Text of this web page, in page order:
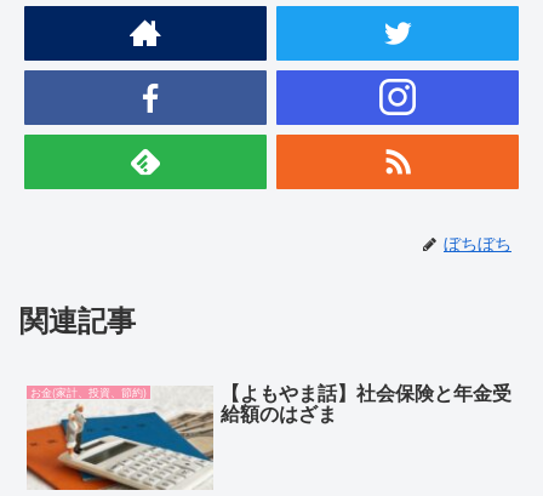
ぼちぼち
関連記事
お金(家計、投資、節約) 【よもやま話】社会保険と年金受
給額のはざま